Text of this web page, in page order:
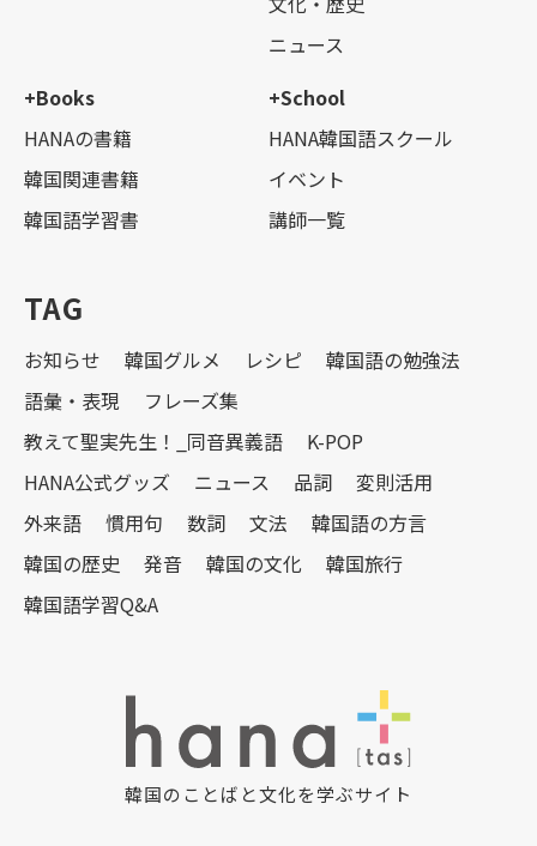
ニュース
+Books
HANAの書籍
韓国関連書籍
韓国語学習書
+School
HANA韓国語スクール
イベント
講師一覧
TAG
お知らせ 韓国グルメ レシピ
韓国語の勉強法
語彙・表現
フレーズ集
教えて聖実先生！_同音異義語
K-POP
HANA公式グッズ
ニュース 品詞
変則活用
外来語
慣用句 数詞 文法
韓国語の方言
韓国の歴史
発音 韓国の文化
韓国旅行
韓国語学習Q&A
韓国のことばと文化を学ぶサイト